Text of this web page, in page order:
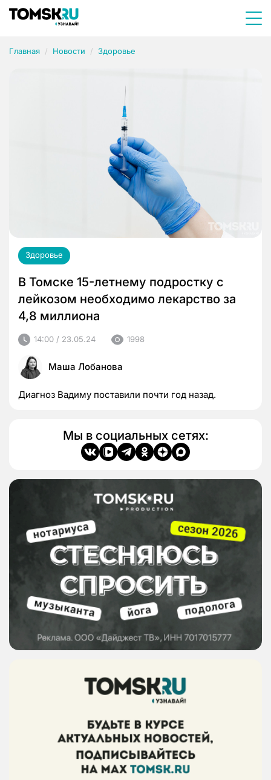
Главная Новости Здоровье
Здоровье
В Томске 15-летнему подростку с
лейкозом необходимо лекарство за
4,8 миллиона
14:00 / 23.05.24 1998
Маша Лобанова
Диагноз Вадиму поставили почти год назад.
Мы в социальных сетях: